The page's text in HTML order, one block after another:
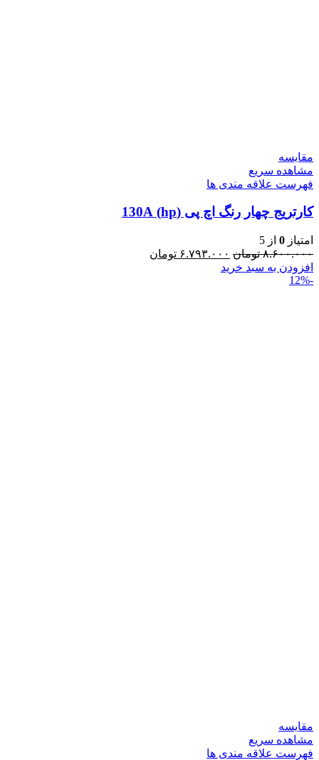
مقایسه
مشاهده سریع
فهرست علاقه مندی ها
کارتریج چهار رنگ اچ پی (hp) 130A
امتیاز 0 از 5
۸.۶۰۰.۰۰۰ تومان ۶.۷۹۳.۰۰۰ تومان
افزودن به سبد خرید
-12%
مقایسه
مشاهده سریع
فهرست علاقه مندی ها